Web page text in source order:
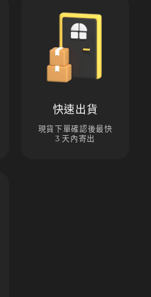
快速出貨
現貨下單確認後最快
3 天內寄出